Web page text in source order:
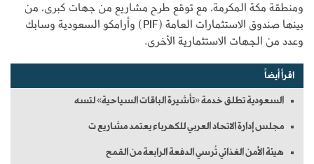
ومنطقة مكة المكرمة، مع توقع طرح مشاريع من جهات كبرى، من
بينها صندوق الاستثمارات العامة (PIF) وأرامكو السعودية وسابك
وعدد من الجهات الاستثمارية الأخرى.
اقرأ أيضاً
السعودية تطلق خدمة «تأشيرة الباقات السياحية» لتسه
مجلس إدارة الاتحاد العربي للكهرباء يعتمد مشاريع ت
هيئة الأمن الغذائي تُرسي الدفعة الرابعة من القمح